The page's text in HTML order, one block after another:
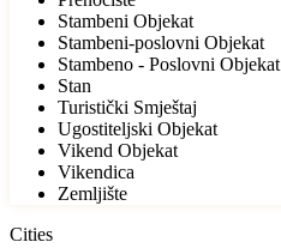
Stambeni Objekat
Stambeni-poslovni Objekat
Stambeno - Poslovni Objekat
Stan
Turistički Smještaj
Ugostiteljski Objekat
Vikend Objekat
Vikendica
Zemljište
Cities